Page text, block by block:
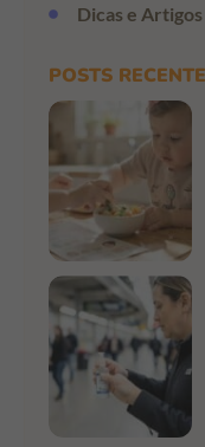
Dicas e
POSTS